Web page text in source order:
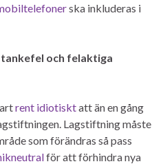
ska inkluderas i
och felaktiga
rent idiotisktatt än en gång
Lagstiftning måste
som förändras så pass
för att förhindra nya